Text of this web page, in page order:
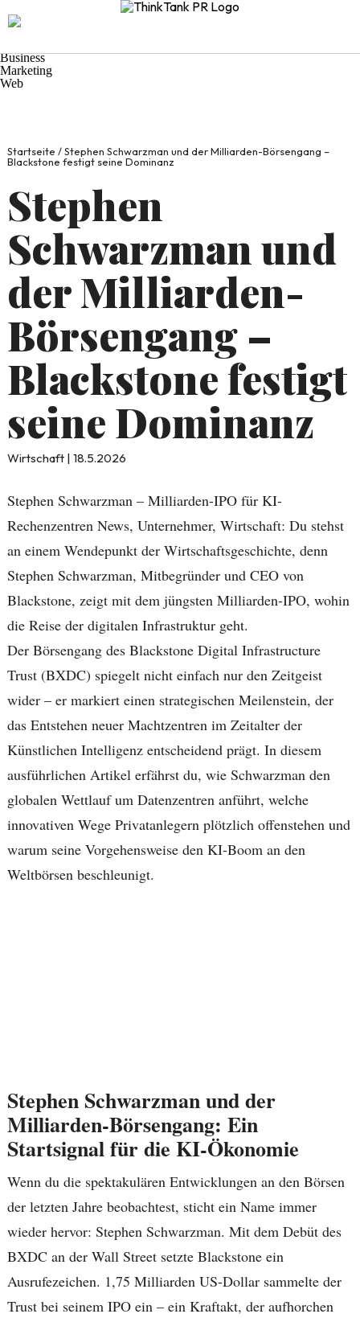
Start
Praxis-Tipps
Business
Marketing
Web
Startseite /Stephen Schwarzman und der Milliarden-Börsengang –
Blackstone festigt seine Dominanz
Stephen
Schwarzman und
der Milliarden-
Börsengang –
Blackstone festigt
seine Dominanz
Wirtschaft | 18.5.2026
Stephen Schwarzman – Milliarden-IPO für KI-
Rechenzentren News, Unternehmer, Wirtschaft: Du stehst
an einem Wendepunkt der Wirtschaftsgeschichte, denn
Stephen Schwarzman, Mitbegründer und CEO von
Blackstone, zeigt mit dem jüngsten Milliarden-IPO, wohin
die Reise der digitalen Infrastruktur geht.
Der Börsengang des Blackstone Digital Infrastructure
Trust (BXDC) spiegelt nicht einfach nur den Zeitgeist
wider – er markiert einen strategischen Meilenstein, der
das Entstehen neuer Machtzentren im Zeitalter der
Künstlichen Intelligenz entscheidend prägt. In diesem
ausführlichen Artikel erfährst du, wie Schwarzman den
globalen Wettlauf um Datenzentren anführt, welche
innovativen Wege Privatanlegern plötzlich offenstehen und
warum seine Vorgehensweise den KI-Boom an den
Weltbörsen beschleunigt.
Stephen Schwarzman und der
Milliarden-Börsengang: Ein
Startsignal für die KI-Ökonomie
Wenn du die spektakulären Entwicklungen an den Börsen
der letzten Jahre beobachtest, sticht ein Name immer
wieder hervor: Stephen Schwarzman. Mit dem Debüt des
BXDC an der Wall Street setzte Blackstone ein
Ausrufezeichen. 1,75 Milliarden US-Dollar sammelte der
Trust bei seinem IPO ein – ein Kraftakt, der aufhorchen